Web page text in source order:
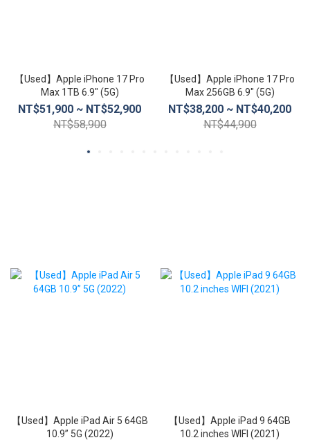
【Used】Apple iPhone 17 Pro
Max 1TB 6.9″ (5G)
NT$51,900 ~ NT$52,900
NT$58,900
【Used】Apple iPhone 17 Pro
Max 256GB 6.9″ (5G)
NT$38,200 ~ NT$40,200
NT$44,900
【Used】Apple iPad Air 5 64GB
10.9” 5G (2022)
【Used】Apple iPad 9 64GB
10.2 inches WIFI (2021)